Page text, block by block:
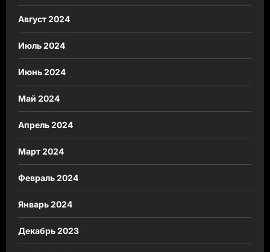
Август 2024
Июль 2024
Июнь 2024
Май 2024
Апрель 2024
Март 2024
Февраль 2024
Январь 2024
Декабрь 2023